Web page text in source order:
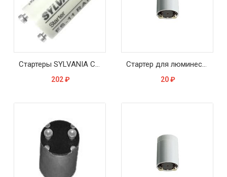
Стартеры SYLVANIA COP-11 безопасный
202 ₽
Стартер для люминесцентных ламп Световые решения S10 4-65Вт 220-240В
20 ₽